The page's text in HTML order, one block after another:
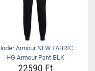
Armour NEW FABRIC
HG Armour Pant-BLK
22590 Ft